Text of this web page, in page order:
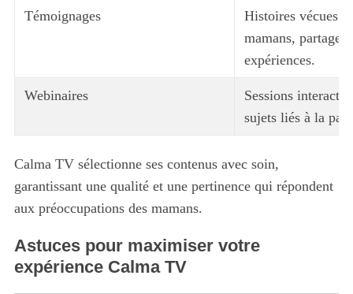
Témoignages
Histoires vécues
mamans,
expériences.
Webinaires
Sessions
sujets liés à la
Calma TV sélectionne ses contenus avec soin,
garantissant une qualité et une pertinence qui répondent
aux préoccupations des mamans.
Astuces pour maximiser votre
expérience Calma TV